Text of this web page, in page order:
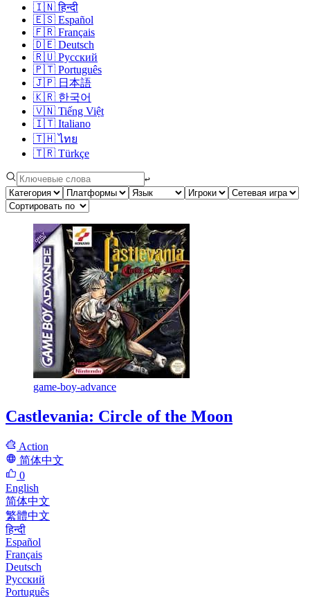
🇮🇳 हिन्दी
🇪🇸 Español
🇫🇷 Français
🇩🇪 Deutsch
🇷🇺 Русский
🇵🇹 Português
🇯🇵 日本語
🇰🇷 한국어
🇻🇳 Tiếng Việt
🇮🇹 Italiano
🇹🇭 ไทย
🇹🇷 Türkçe
↩︎
game-boy-advance
Castlevania: Circle of the Moon
Action
简体中文
0
English
简体中文
繁體中文
हिन्दी
Español
Français
Deutsch
Русский
Português